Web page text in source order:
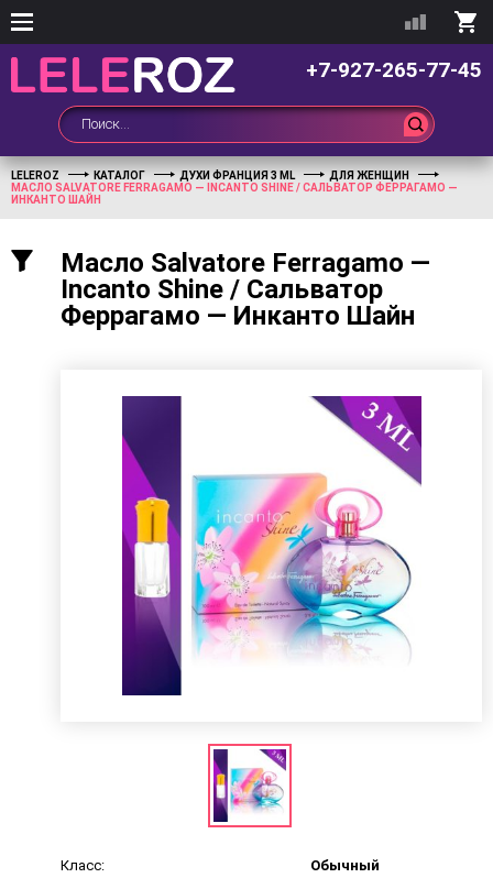
+7-927-265-77-45
LELEROZ КАТАЛОГ ДУХИ ФРАНЦИЯ 3 ML
ДЛЯ ЖЕНЩИН
МАСЛО SALVATORE FERRAGAMO — INCANTO SHINE / САЛЬВАТОР ФЕРРАГАМО —
ИНКАНТО ШАЙН
Масло Salvatore Ferragamo —
Incanto Shine / Сальватор
Феррагамо — Инканто Шайн
Класс:
Обычный